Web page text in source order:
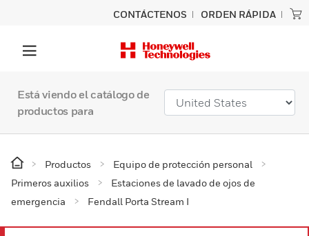
CONTÁCTENOS ORDEN RÁPIDA
Está viendo el catálogo de
productos para
Productos
Equipo de protección personal
Primeros auxilios
Estaciones de lavado de ojos de
emergencia
Fendall Porta Stream I